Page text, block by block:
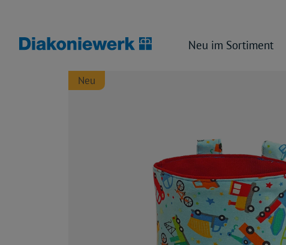
Neu im Sortiment
Neu